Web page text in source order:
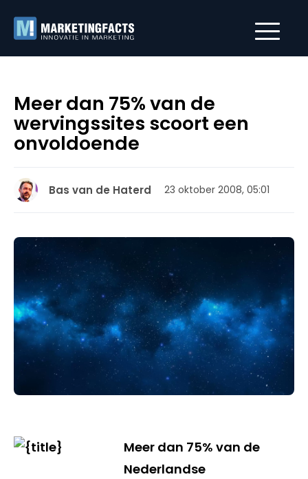
Meer dan 75% van de
wervingssites scoort een
onvoldoende
Bas van de Haterd 23 oktober 2008, 05:01
Meer dan 75% van de
Nederlandse